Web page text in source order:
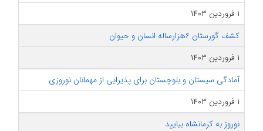
۱ فروردین ۱۴۰۳
کشف گورستان ۶هزارساله انسان و حیوان
۱ فروردین ۱۴۰۳
آمادگی سیستان و بلوچستان برای پذیرایی از مهمانان نوروزی
۱ فروردین ۱۴۰۳
نوروز به کرمانشاه بیایید